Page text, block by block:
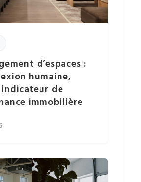
d’espaces :
humaine,
de
immobilière